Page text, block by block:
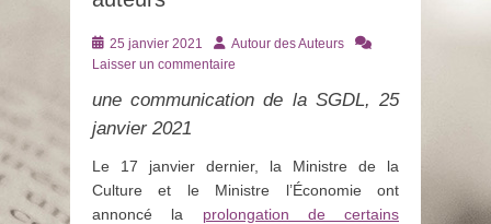
Posté
le
25 janvier 2021 AuteurAutour des Auteurs
Laisser un commentaire
une communication de la SGDL, 25
janvier 2021
Le 17 janvier dernier, la Ministre de la
Culture et le Ministre l’Économie ont
annoncé la prolongation de certains